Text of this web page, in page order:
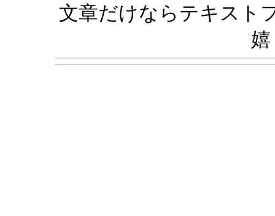
文章だけならテキスト